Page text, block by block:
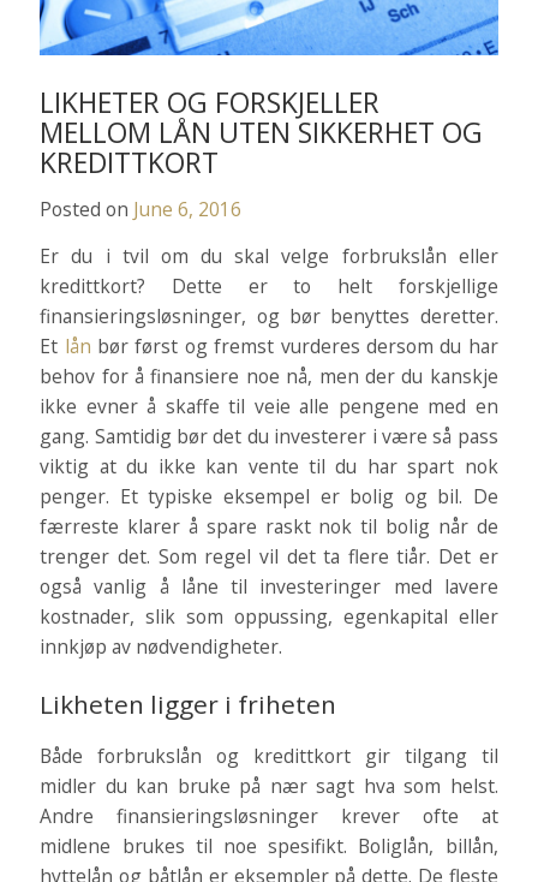
LIKHETER OG FORSKJELLER
MELLOM LÅN UTEN SIKKERHET OG
KREDITTKORT
Posted on June 6, 2016
Er du i tvil om du skal velge forbrukslån eller
kredittkort? Dette er to helt forskjellige
finansieringsløsninger, og bør benyttes deretter.
Et lån bør først og fremst vurderes dersom du har
behov for å finansiere noe nå, men der du kanskje
ikke evner å skaffe til veie alle pengene med en
gang. Samtidig bør det du investerer i være så pass
viktig at du ikke kan vente til du har spart nok
penger. Et typiske eksempel er bolig og bil. De
færreste klarer å spare raskt nok til bolig når de
trenger det. Som regel vil det ta flere tiår. Det er
også vanlig å låne til investeringer med lavere
kostnader, slik som oppussing, egenkapital eller
innkjøp av nødvendigheter.
Likheten ligger i friheten
Både forbrukslån og kredittkort gir tilgang til
midler du kan bruke på nær sagt hva som helst.
Andre finansieringsløsninger krever ofte at
midlene brukes til noe spesifikt. Boliglån, billån,
hyttelån og båtlån er eksempler på dette. De fleste